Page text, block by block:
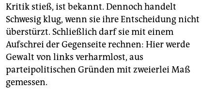
Kritik stieß, ist bekannt. Dennoch handelt
Schwesig klug, wenn sie ihre Entscheidung nicht
überstürzt. Schließlich darf sie mit einem
Aufschrei der Gegenseite rechnen: Hier werde
Gewalt von links verharmlost, aus
parteipolitischen Gründen mit zweierlei Maß
gemessen.